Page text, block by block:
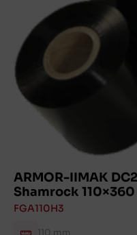
ARMOR-IIMAK
Shamrock
FGA110H3
110 mm